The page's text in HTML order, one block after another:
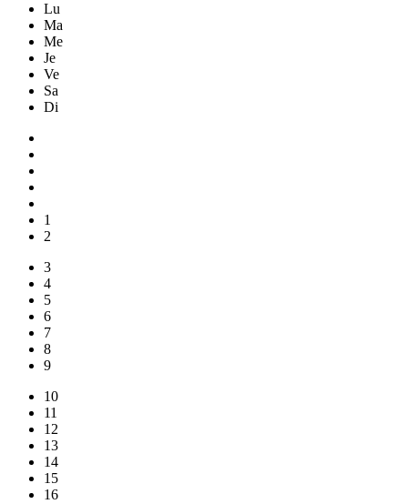
Lu
Ma
Me
Je
Ve
Sa
Di
1
2
3
4
5
6
7
8
9
10
11
12
13
14
15
16